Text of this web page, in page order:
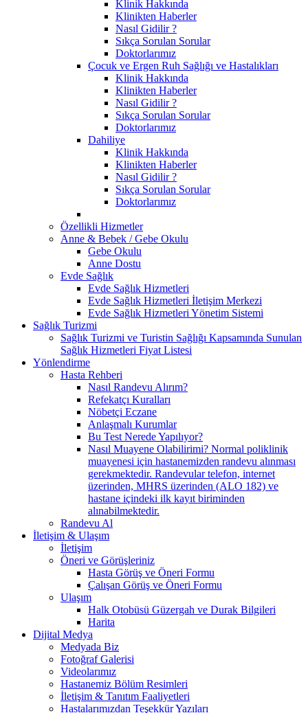
Klinik Hakkında
Klinikten Haberler
Nasıl Gidilir ?
Sıkça Sorulan Sorular
Doktorlarımız
Çocuk ve Ergen Ruh Sağlığı ve Hastalıkları
Klinik Hakkında
Klinikten Haberler
Nasıl Gidilir ?
Sıkça Sorulan Sorular
Doktorlarımız
Dahiliye
Klinik Hakkında
Klinikten Haberler
Nasıl Gidilir ?
Sıkça Sorulan Sorular
Doktorlarımız
Özellikli Hizmetler
Anne & Bebek / Gebe Okulu
Gebe Okulu
Anne Dostu
Evde Sağlık
Evde Sağlık Hizmetleri
Evde Sağlık Hizmetleri İletişim Merkezi
Evde Sağlık Hizmetleri Yönetim Sistemi
Sağlık Turizmi
Sağlık Turizmi ve Turistin Sağlığı Kapsamında Sunulan
Sağlık Hizmetleri Fiyat Listesi
Yönlendirme
Hasta Rehberi
Nasıl Randevu Alırım?
Refekatçı Kuralları
Nöbetçi Eczane
Anlaşmalı Kurumlar
Bu Test Nerede Yapılıyor?
Nasıl Muayene Olabilirimi? Normal poliklinik
muayenesi için hastanemizden randevu alınması
gerekmektedir. Randevular telefon, internet
üzerinden, MHRS üzerinden (ALO 182) ve
hastane içindeki ilk kayıt biriminden
alınabilmektedir.
Randevu Al
İletişim & Ulaşım
İletişim
Öneri ve Görüşleriniz
Hasta Görüş ve Öneri Formu
Çalışan Görüş ve Öneri Formu
Ulaşım
Halk Otobüsü Güzergah ve Durak Bilgileri
Harita
Dijital Medya
Medyada Biz
Fotoğraf Galerisi
Videolarımız
Hastanemiz Bölüm Resimleri
İletişim & Tanıtım Faaliyetleri
Hastalarımızdan Teşekkür Yazıları